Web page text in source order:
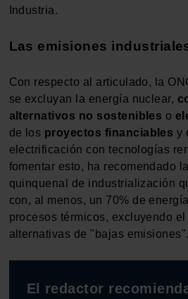
Industria.
Las emisiones
Con respecto al articulado, la
se excluyan la energía nuclear,
alternativos no sostenibles o
de los proyectos financiables y
electrificación con tecnologías
fomentar esto, ha recomendado
quinquenal de industrialización
con, al menos, un 70% de
procesos térmicos, excluyendo
alternativas de "bajas emisiones".
El redactor